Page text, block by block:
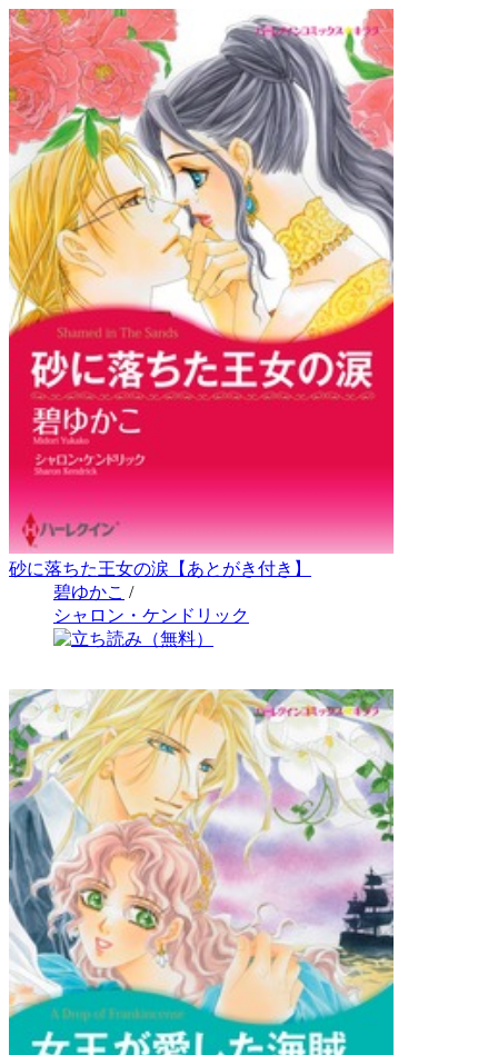
砂に落ちた王女の涙【あとがき付き】
碧ゆかこ /
シャロン・ケンドリック